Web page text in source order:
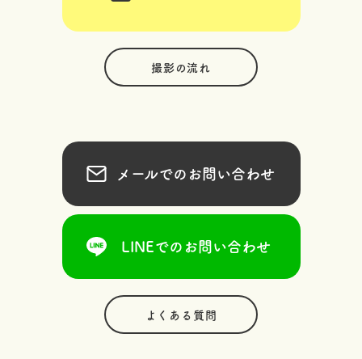
撮影の流れ
メールでのお問い合わせ
LINEでのお問い合わせ
よくある質問